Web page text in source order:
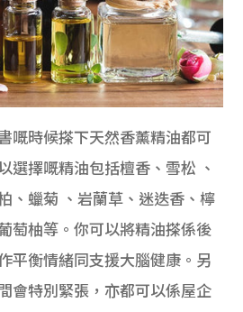
嘅時候搽下天然香薰精油都可
選擇嘅精油包括檀香、雪松 、
、蠟菊 、岩蘭草、迷迭香、檸
萄柚等。你可以將精油搽係後
平衡情緒同支援大腦健康。另
會特別緊張，亦都可以係屋企